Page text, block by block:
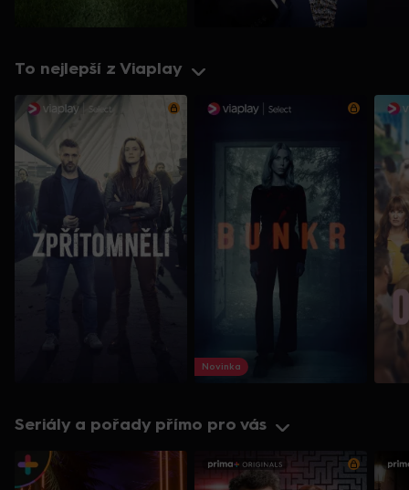
To nejlepší z Viaplay
Novinka
Seriály a pořady přímo pro vás